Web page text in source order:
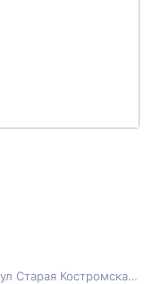
ул Старая Костромская , 6